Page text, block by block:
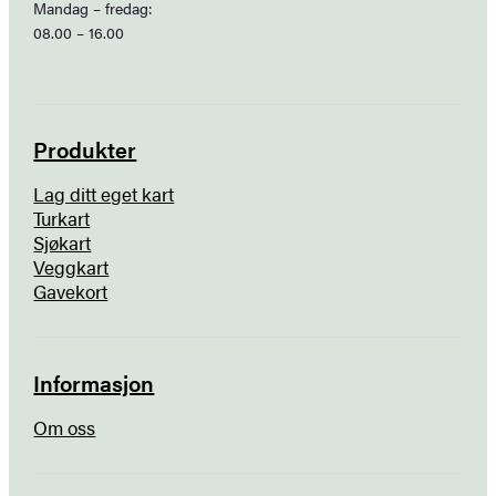
Mandag – fredag:
08.00 – 16.00
Produkter
Lag ditt eget kart
Turkart
Sjøkart
Veggkart
Gavekort
Informasjon
Om oss